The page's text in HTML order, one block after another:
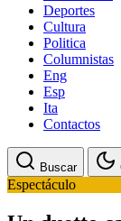
Deportes
Cultura
Politica
Columnistas
Eng
Esp
Ita
Contactos
Buscar
Espectáculo